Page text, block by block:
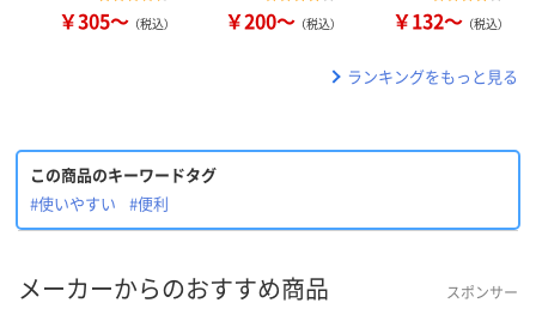
￥305～ （税込） ￥200～ （税込） ￥132～ （税込）
ランキングをもっと見る
この商品のキーワードタグ
#使いやすい
#便利
メーカーからのおすすめ商品 スポンサー